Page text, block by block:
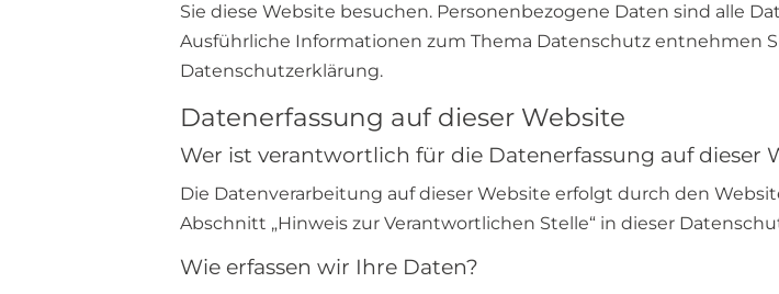
Sie diese Website besuchen. Personenbezogene Daten sind alle
Ausführliche Informationen zum Thema Datenschutz entnehmen
Datenschutzerklärung.
Datenerfassung auf dieser Website
Wer ist verantwortlich für die Datenerfassung auf dieser
Die Datenverarbeitung auf dieser Website erfolgt durch den
Abschnitt „Hinweis zur Verantwortlichen Stelle“ in dieser
Wie erfassen wir Ihre Daten?